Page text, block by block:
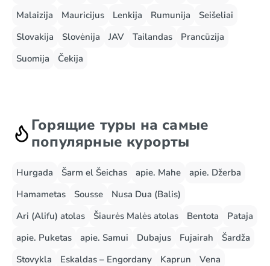
Malaizija
Mauricijus Lenkija Rumunija
Seišeliai
Slovakija
Slovėnija JAV Tailandas
Prancūzija
Suomija
Čekija
Горящие туры на самые
популярные курорты
Hurgada Šarm el Šeichas apie. Mahe
apie. Džerba
Hamametas
Sousse
Nusa Dua (Balis)
Ari (Alifu) atolas
Šiaurės Malės atolas Bentota
Pataja
apie. Puketas
apie. Samui Dubajus Fujairah
Šardža
Stovykla
Eskaldas – Engordany Kaprun
Vena